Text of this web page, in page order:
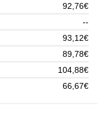
92,76€
--
93,12€
89,78€
104,88€
66,67€